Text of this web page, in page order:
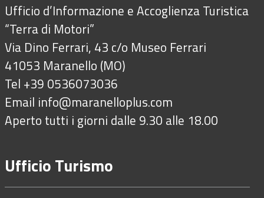
Ufficio d’Informazione e Accoglienza Turistica
“Terra di Motori”
Via Dino Ferrari, 43 c/o Museo Ferrari
41053 Maranello (MO)
Tel +39 0536073036
Email info@maranelloplus.com
Aperto tutti i giorni dalle 9.30 alle 18.00
Ufficio Turismo